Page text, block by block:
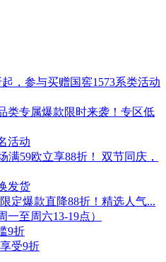
，参与买赠国窖1573系类活动
类专属爆款限时来袭！专区低
活动
满59欧立享88折！ 双节同庆，
发货
限定爆款直降88折！精选人气...
至周六13-19点）
9折
受9折